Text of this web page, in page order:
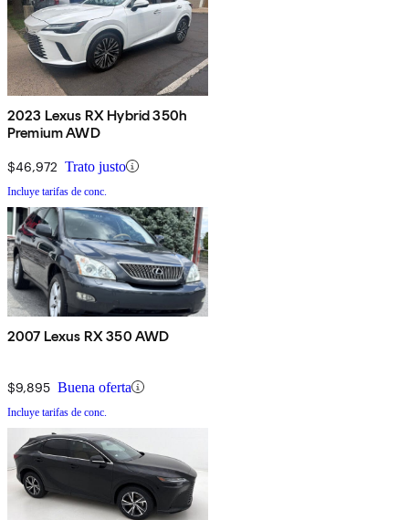
2023 Lexus RX Hybrid 350h
Premium AWD
$46,972 Trato justo
Incluye tarifas de conc.
2007 Lexus RX 350 AWD
$9,895 Buena oferta
Incluye tarifas de conc.